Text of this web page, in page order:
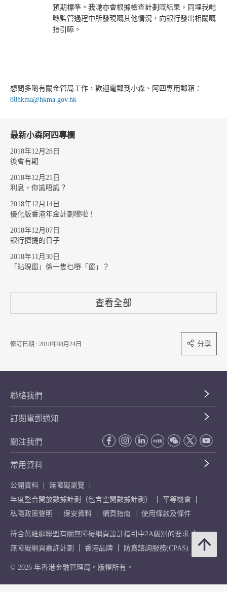
預期標準。我哋亦會根據檢查計劃嘅結果，同埋我哋
喺監管過程中所發現嘅其他情況，向銀行發出相關嘅
指引㖭。
想問多啲有關金管局工作，歡迎電郵到小森、阿四專用郵箱：
88hkma@hkma.gov.hk
最新小森阿四專欄
2018年12月28日
後會有期
2018年12月21日
利息，你識唔識？
2018年12月14日
優化版香港年金計劃嚟啦！
2018年12月07日
銀行擠提的日子
2018年11月30日
「貼現窗」係一隻乜嘢「窗」？
查看全部
修訂日期 : 2018年08月24日 分享
聯絡我們
訂閱電郵通知
關注我們
常用資料
公開資料
無障礙瀏覽
年度整合開放數據計劃（包含空間數據計劃）
平等機會
私隱政策聲明
保安資料 網頁指南 使用條款及條件
符合萬維網聯盟有關無障礙網頁設計指引中2A級別的要求
無障礙網頁嘉許計劃
香港品牌 防貪諮詢服務(CPAS)
© 2026 年香港金融管理局。版權所有。